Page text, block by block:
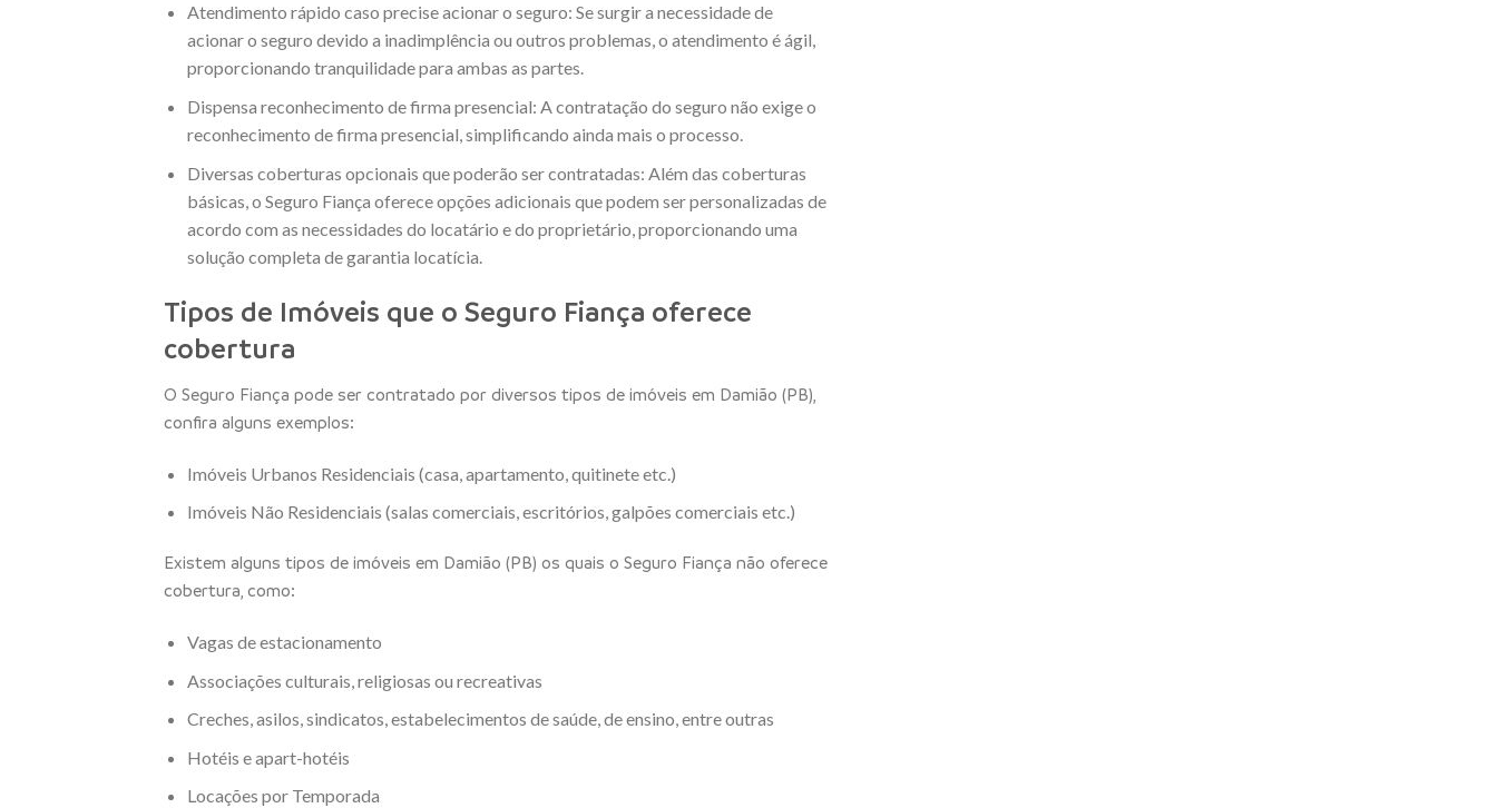
Atendimento rápido caso precise acionar o seguro: Se surgir a necessidade de
acionar o seguro devido a inadimplência ou outros problemas, o atendimento é ágil,
proporcionando tranquilidade para ambas as partes.
Dispensa reconhecimento de firma presencial: A contratação do seguro não exige o
reconhecimento de firma presencial, simplificando ainda mais o processo.
Diversas coberturas opcionais que poderão ser contratadas: Além das coberturas
básicas, o Seguro Fiança oferece opções adicionais que podem ser personalizadas de
acordo com as necessidades do locatário e do proprietário, proporcionando uma
solução completa de garantia locatícia.
Tipos de Imóveis que o Seguro Fiança oferece
cobertura
O Seguro Fiança pode ser contratado por diversos tipos de imóveis em Damião (PB),
confira alguns exemplos:
Imóveis Urbanos Residenciais (casa, apartamento, quitinete etc.)
Imóveis Não Residenciais (salas comerciais, escritórios, galpões comerciais etc.)
Existem alguns tipos de imóveis em Damião (PB) os quais o Seguro Fiança não oferece
cobertura, como:
Vagas de estacionamento
Associações culturais, religiosas ou recreativas
Creches, asilos, sindicatos, estabelecimentos de saúde, de ensino, entre outras
Hotéis e apart-hotéis
Locações por Temporada